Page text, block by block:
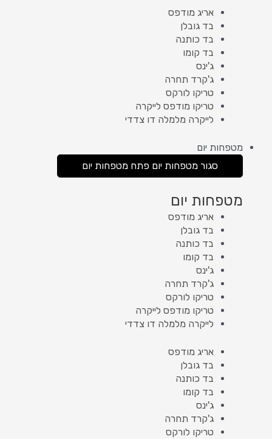
אריג מודפס
בד גובלן
בד כותנה
בד קומו
ג'ינס
ג'קרד תחרה
טריקו לורקס
טריקו מודפס לייקרה
לייקרה מלמלה דו צדדי
מטפחות יום
סגור מטפחות יום פתח מטפחות יום
מטפחות יום
אריג מודפס
בד גובלן
בד כותנה
בד קומו
ג'ינס
ג'קרד תחרה
טריקו לורקס
טריקו מודפס לייקרה
לייקרה מלמלה דו צדדי
אריג מודפס
בד גובלן
בד כותנה
בד קומו
ג'ינס
ג'קרד תחרה
טריקו לורקס